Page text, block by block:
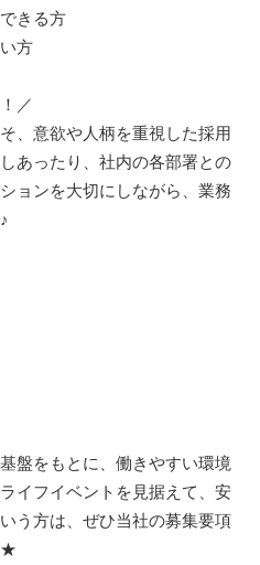
きる方
方
／
、意欲や人柄を重視した採用
あったり、社内の各部署との
ョンを大切にしながら、業務
盤をもとに、働きやすい環境
イフイベントを見据えて、安
う方は、ぜひ当社の募集要項
★